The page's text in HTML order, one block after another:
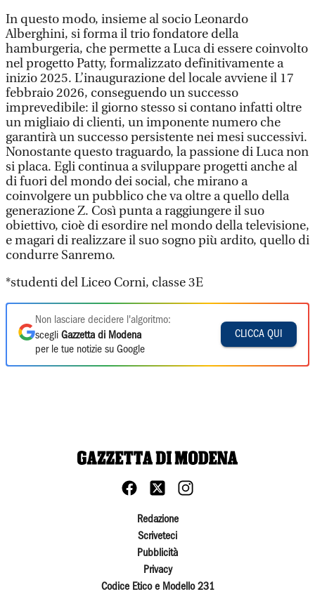
In questo modo, insieme al socio Leonardo
Alberghini, si forma il trio fondatore della
hamburgeria, che permette a Luca di essere coinvolto
nel progetto Patty, formalizzato definitivamente a
inizio 2025. L’inaugurazione del locale avviene il 17
febbraio 2026, conseguendo un successo
imprevedibile: il giorno stesso si contano infatti oltre
un migliaio di clienti, un imponente numero che
garantirà un successo persistente nei mesi successivi.
Nonostante questo traguardo, la passione di Luca non
si placa. Egli continua a sviluppare progetti anche al
di fuori del mondo dei social, che mirano a
coinvolgere un pubblico che va oltre a quello della
generazione Z. Così punta a raggiungere il suo
obiettivo, cioè di esordire nel mondo della televisione,
e magari di realizzare il suo sogno più ardito, quello di
condurre Sanremo.
*studenti del Liceo Corni, classe 3E
Non lasciare decidere l'algoritmo:
scegli Gazzetta di Modena
per le tue notizie su Google
CLICCA QUI
Redazione
Scriveteci
Pubblicità
Privacy
Codice Etico e Modello 231